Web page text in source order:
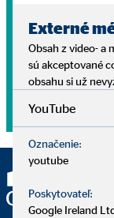
A nemusíte sa
Externé
Obsah z video- a
sú akceptované
obsahu si už
YouTube
Označenie:
youtube
Poskytovateľ:
Google Ireland